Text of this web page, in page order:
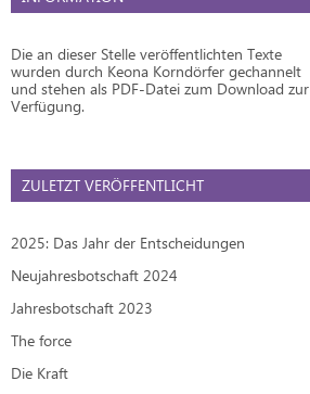
Die an dieser Stelle veröffentlichten Texte
wurden durch Keona Korndörfer gechannelt
und stehen als PDF-Datei zum Download zur
Verfügung.
ZULETZT VERÖFFENTLICHT
2025: Das Jahr der Entscheidungen
Neujahresbotschaft 2024
Jahresbotschaft 2023
The force
Die Kraft